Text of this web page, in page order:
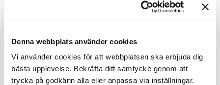
Denna webbplats använder cookies
Vi använder cookies för att webbplatsen ska erbjuda dig
bästa upplevelse. Bekräfta ditt samtycke genom att
trycka på godkänn alla eller anpassa via inställningar.
Beskrivning
Fråga om produkt